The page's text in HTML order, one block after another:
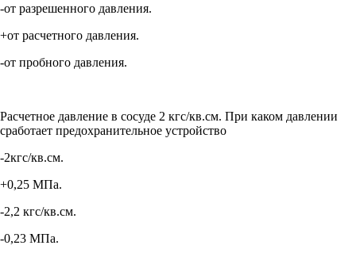
-от разрешенного давления.
+от расчетного давления.
-от пробного давления.
Расчетное давление в сосуде 2 кгс/кв.см. При каком давлении
сработает предохранительное устройство
-2кгс/кв.см.
+0,25 МПа.
-2,2 кгс/кв.см.
-0,23 МПа.